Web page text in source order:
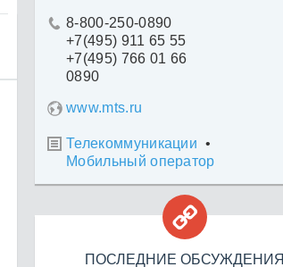
 8-800-250-0890
+7(495) 911 65 55
+7(495) 766 01 66
0890
www.mts.ru
 Телекоммуникации •
Мобильный оператор

ПОСЛЕДНИЕ ОБСУЖДЕНИЯ